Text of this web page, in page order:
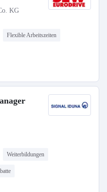
KG
Flexible Arbeitszeiten
Weiterbildungen